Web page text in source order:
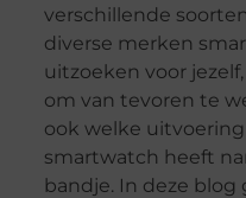
verschillende
diverse merken
uitzoeken voor
om van tevoren te
ook welke
smartwatch heeft
bandje. In deze blog